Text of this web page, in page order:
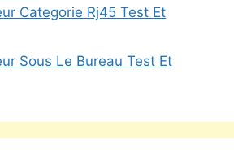
Categorie Rj45 Test Et
Sous Le Bureau Test Et